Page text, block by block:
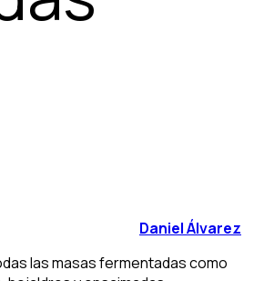
Daniel Álvarez
las masas fermentadas como